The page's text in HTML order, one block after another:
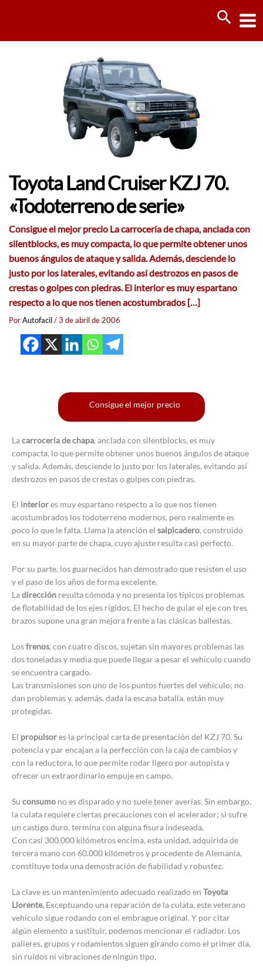
Toyota Land Cruiser KZJ 70.
«Todoterreno de serie»
Consigue el mejor precio La carrocería de chapa, anclada con
silentblocks, es muy compacta, lo que permite obtener unos
buenos ángulos de ataque y salida. Además, desciende lo
justo por los laterales, evitando así destrozos en pasos de
crestas o golpes con piedras. El interior es muy espartano
respecto a lo que nos tienen acostumbrados […]
PorAutofacil/3 de abril de 2006
Consigue el mejor precio
Lacarrocería de chapa, anclada con silentblocks, es muy
compacta, lo que permite obtener unos buenos ángulos de ataque
y salida. Además, desciende lo justo por los laterales, evitando así
destrozos en pasos de crestas o golpes con piedras.
El interiores muy espartano respecto a lo que nos tienen
acostumbrados los todoterreno modernos, pero realmente es
poco lo que le falta. Llama la atención el salpicadero, construido
en su mayor parte de chapa, cuyo ajuste resulta casi perfecto.
Por su parte, los guarnecidos han demostrado que resisten el uso
y el paso de los años de forma excelente.
Ladirección resulta cómoda y no presenta los típicos problemas
de flotabilidad de los ejes rígidos. El hecho de guiar el eje con tres
brazos supone una gran mejora frente a las clásicas ballestas.
Losfrenos, con cuatro discos, sujetan sin mayores problemas las
dos toneladas y media que puede llegar a pesar el vehículo cuando
se encuentra cargado.
Las transmisiones son uno de los puntos fuertes del vehículo; no
dan problemas y, además, dada la escasa batalla, están muy
protegidas.
El propulsores la principal carta de presentación del KZJ 70. Su
potencia y par encajan a la perfección con la caja de cambios y
con la reductora, lo que permite rodar ligero por autopista y
ofrecer un extraordinario empuje en campo.
Su consumo no es disparado y no suele tener averías. Sin embargo,
la culata requiere ciertas precauciones con el acelerador; si sufre
un castigo duro, termina con alguna fisura indeseada.
Con casi 300.000 kilómetros encima, esta unidad, adquirida de
tercera mano con 60.000 kilómetros y procedente de Alemania,
constituye toda una demostración de fiabilidad y robustez.
La clave es un mantenimiento adecuado realizado en Toyota
Llorente. Exceptuando una reparación de la culata, este veterano
vehículo sigue rodando con el embrague original. Y por citar
algún elemento a sustituir, podemos mencionar el radiador. Los
palieres, grupos y rodamientos siguen girando como el primer día,
sin ruidos ni vibraciones de ningún tipo.